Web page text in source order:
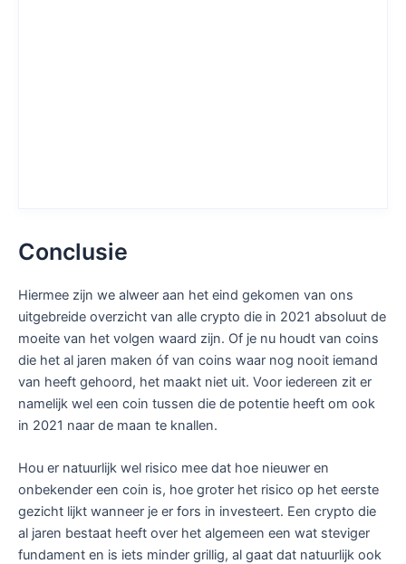
Conclusie
Hiermee zijn we alweer aan het eind gekomen van ons
uitgebreide overzicht van alle crypto die in 2021 absoluut de
moeite van het volgen waard zijn. Of je nu houdt van coins
die het al jaren maken óf van coins waar nog nooit iemand
van heeft gehoord, het maakt niet uit. Voor iedereen zit er
namelijk wel een coin tussen die de potentie heeft om ook
in 2021 naar de maan te knallen.
Hou er natuurlijk wel risico mee dat hoe nieuwer en
onbekender een coin is, hoe groter het risico op het eerste
gezicht lijkt wanneer je er fors in investeert. Een crypto die
al jaren bestaat heeft over het algemeen een wat steviger
fundament en is iets minder grillig, al gaat dat natuurlijk ook